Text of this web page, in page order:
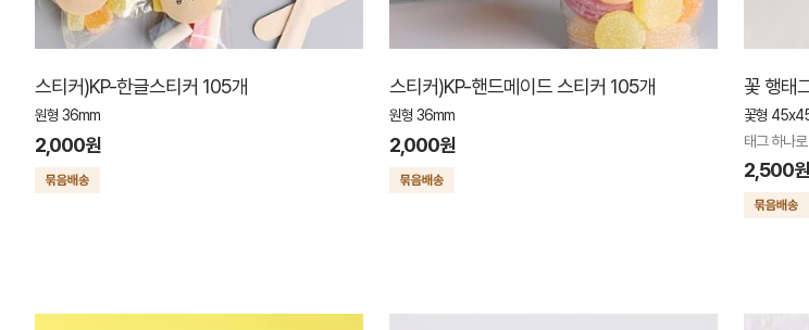
스티커)KP-한글스티커 105개
원형 36mm
2,000원
스티커)KP-핸드메이드 스티커 105개
원형 36mm
2,000원
꽃 행태
꽃형
태그 하나
2,500원